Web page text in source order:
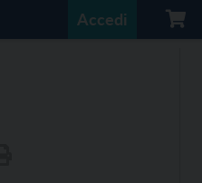
Accedi